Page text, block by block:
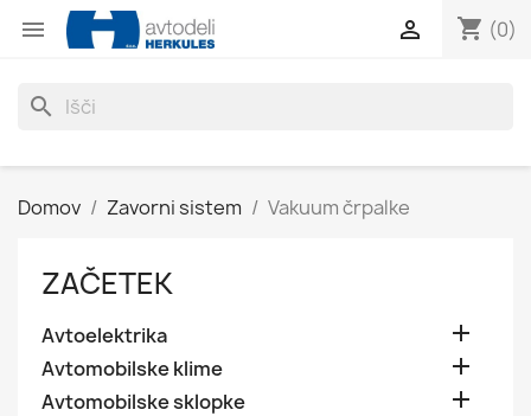
 shopping_cart (0)

search
Domov Zavorni sistem Vakuum črpalke
ZAČETEK
Avtoelektrika 
Avtomobilske klime 
Avtomobilske sklopke 